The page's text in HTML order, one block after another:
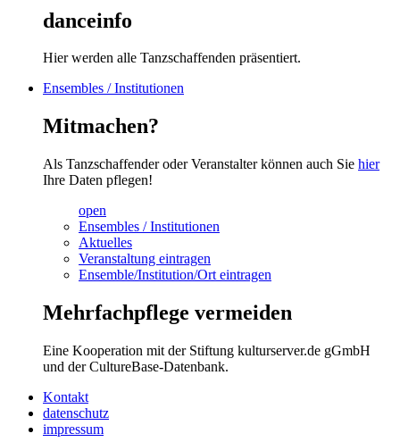
danceinfo
Hier werden alle Tanzschaffenden präsentiert.
Ensembles / Institutionen
Mitmachen?
Als Tanzschaffender oder Veranstalter können auch Sie hier
Ihre Daten pflegen!
open
Ensembles / Institutionen
Aktuelles
Veranstaltung eintragen
Ensemble/Institution/Ort eintragen
Mehrfachpflege vermeiden
Eine Kooperation mit der Stiftung kulturserver.de gGmbH
und der CultureBase-Datenbank.
Kontakt
datenschutz
impressum